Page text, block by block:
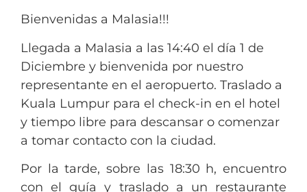
Bienvenidas a Malasia!!!
Llegada a Malasia a las 14:40 el día 1 de
Diciembre y bienvenida por nuestro
representante en el aeropuerto. Traslado a
Kuala Lumpur para el check-in en el hotel
y tiempo libre para descansar o comenzar
a tomar contacto con la ciudad.
Por la tarde, sobre las 18:30 h, encuentro
con el guía y traslado a un restaurante